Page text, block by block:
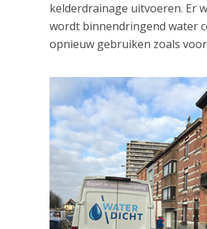
kelderdrainage uitvoeren. Er
wordt binnendringend water
opnieuw gebruiken zoals